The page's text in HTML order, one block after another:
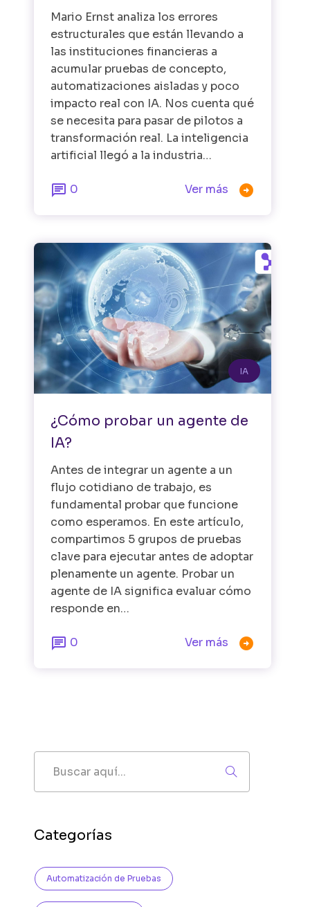
Mario Ernst analiza los errores
estructurales que están llevando a
las instituciones financieras a
acumular pruebas de concepto,
automatizaciones aisladas y poco
impacto real con IA. Nos cuenta qué
se necesita para pasar de pilotos a
transformación real. La inteligencia
artificial llegó a la industria…
 0 Ver más 
IA
¿Cómo probar un agente de
IA?
Antes de integrar un agente a un
flujo cotidiano de trabajo, es
fundamental probar que funcione
como esperamos. En este artículo,
compartimos 5 grupos de pruebas
clave para ejecutar antes de adoptar
plenamente un agente. Probar un
agente de IA significa evaluar cómo
responde en…
 0 Ver más 
Categorías
Automatización de Pruebas